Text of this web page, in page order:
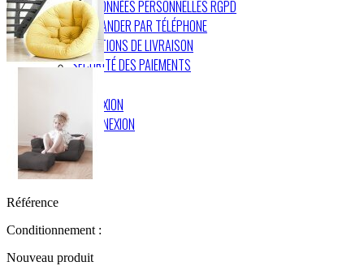
VOS DONNÉES PERSONNELLES RGPD
COMMANDER PAR TÉLÉPHONE
CONDITIONS DE LIVRAISON
SÉCURITÉ DES PAIEMENTS
CONNEXION
DÉCONNEXION
Référence
Conditionnement :
Nouveau produit